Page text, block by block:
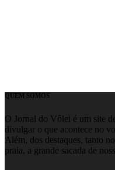
QUEM SOMOS
O Jornal do Vôlei é um site
divulgar o que acontece no
Além, dos destaques, tanto
praia, a grande sacada de